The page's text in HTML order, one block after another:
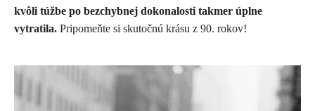
kvôli túžbe po bezchybnej dokonalosti takmer úplne
vytratila. Pripomeňte si skutočnú krásu z 90. rokov!